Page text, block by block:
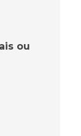
ou